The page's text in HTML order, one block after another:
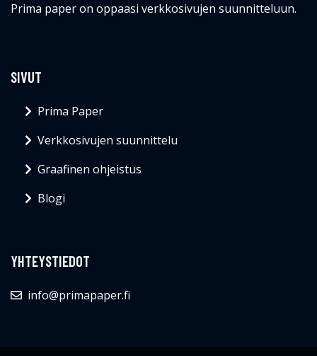
Prima paper on oppaasi verkkosivujen suunnitteluun.
SIVUT
Prima Paper
Verkkosivujen suunnittelu
Graafinen ohjeistus
Blogi
YHTEYSTIEDOT
info@primapaper.fi